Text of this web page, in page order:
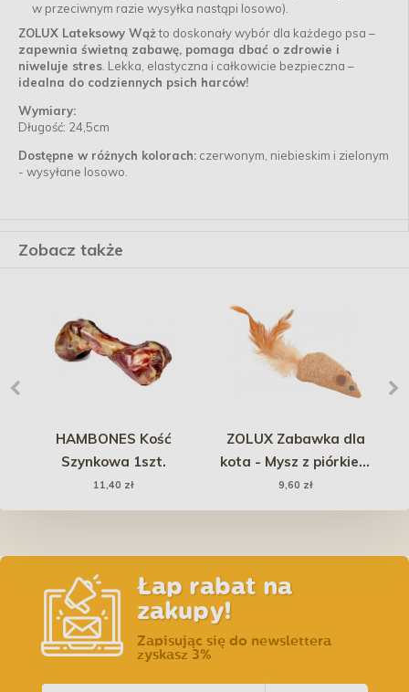
w przeciwnym razie wysyłka nastąpi losowo).
ZOLUX Lateksowy Wążto doskonały wybór dla każdego psa –
zapewnia świetną zabawę, pomaga dbać o zdrowie i
niweluje stres . Lekka, elastyczna i całkowicie bezpieczna –
idealna do codziennych psich harców!
Wymiary:
Długość: 24,5cm
Dostępne w różnych kolorach: czerwonym, niebieskim i zielonym
- wysyłane losowo.
Zobacz także
HAMBONES Kość
Szynkowa 1szt.
11,40 zł
ZOLUX Zabawka dla
kota - Mysz z piórkiem
4cm
9,60 zł
Łap rabat na
zakupy!
Zapisując się do newslettera
zyskasz 3%